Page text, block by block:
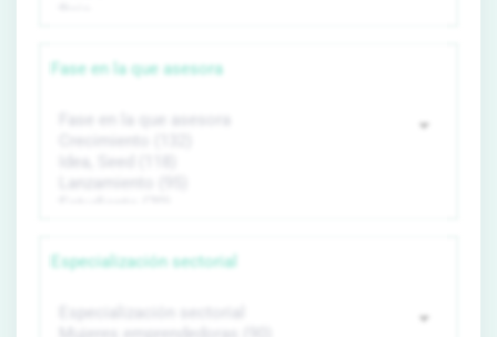
Fase en la que asesora
Especialización sectorial